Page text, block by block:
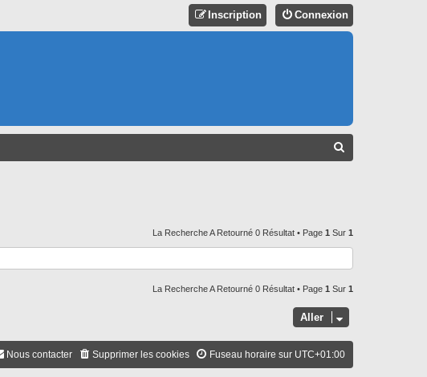
Connexion
Inscription
E
R
C
H
La Recherche A Retourné 0 Résultat • Page 1 Sur 1
La Recherche A Retourné 0 Résultat • Page 1 Sur 1
Aller
Fuseau horaire sur UTC+01:00
Supprimer les cookies
Nous contacter